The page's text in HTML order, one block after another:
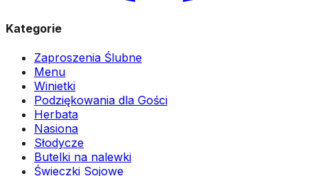
Kategorie
Zaproszenia Ślubne
Menu
Winietki
Podziękowania dla Gości
Herbata
Nasiona
Słodycze
Butelki na nalewki
Świeczki Sojowe